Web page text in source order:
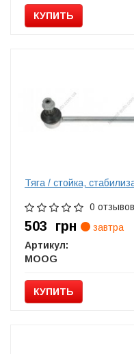
КУПИТЬ
Тяга / стойка,
0 отзывов
503 грн
завтра
Артикул:
MOOG
КУПИТЬ